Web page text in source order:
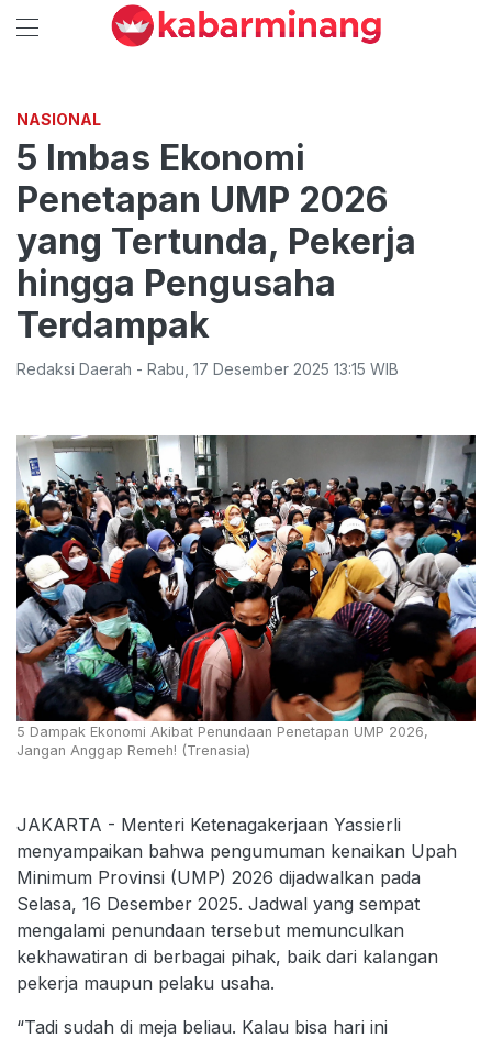
NASIONAL
5 Imbas Ekonomi
Penetapan UMP 2026
yang Tertunda, Pekerja
hingga Pengusaha
Terdampak
Redaksi Daerah - Rabu 17 Desember 2025 13:15 WIB
5 Dampak Ekonomi Akibat Penundaan Penetapan UMP 2026,
Jangan Anggap Remeh! (Trenasia)
JAKARTA - Menteri Ketenagakerjaan Yassierli
menyampaikan bahwa pengumuman kenaikan Upah
Minimum Provinsi (UMP) 2026 dijadwalkan pada
Selasa, 16 Desember 2025. Jadwal yang sempat
mengalami penundaan tersebut memunculkan
kekhawatiran di berbagai pihak, baik dari kalangan
pekerja maupun pelaku usaha.
“Tadi sudah di meja beliau. Kalau bisa hari ini